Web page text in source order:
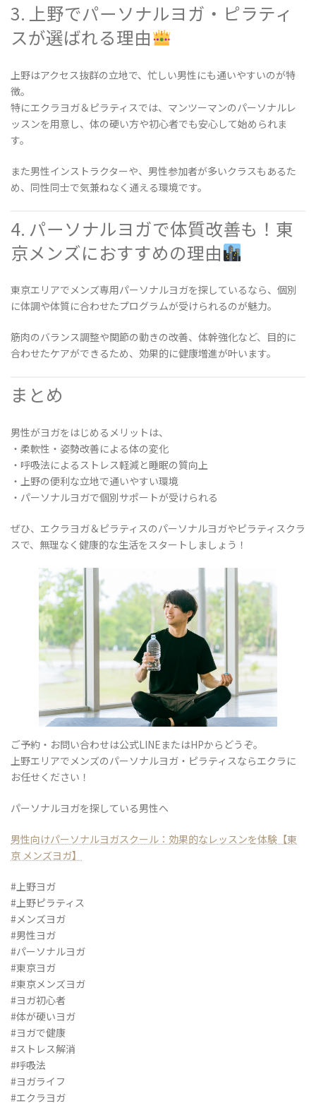
3. 上野でパーソナルヨガ・ピラティ
スが選ばれる理由
上野はアクセス抜群の立地で、忙しい男性にも通いやすいのが特
徴。
特にエクラヨガ＆ピラティスでは、マンツーマンのパーソナルレ
ッスンを用意し、体の硬い方や初心者でも安心して始められま
す。
また男性インストラクターや、男性参加者が多いクラスもあるた
め、同性同士で気兼ねなく通える環境です。
4. パーソナルヨガで体質改善も！東
京メンズにおすすめの理由
東京エリアでメンズ専用パーソナルヨガを探しているなら、個別
に体調や体質に合わせたプログラムが受けられるのが魅力。
筋肉のバランス調整や関節の動きの改善、体幹強化など、目的に
合わせたケアができるため、効果的に健康増進が叶います。
まとめ
男性がヨガをはじめるメリットは、
・柔軟性・姿勢改善による体の変化
・呼吸法によるストレス軽減と睡眠の質向上
・上野の便利な立地で通いやすい環境
・パーソナルヨガで個別サポートが受けられる
ぜひ、エクラヨガ＆ピラティスのパーソナルヨガやピラティスクラ
スで、無理なく健康的な生活をスタートしましょう！
ご予約・お問い合わせは公式LINEまたはHPからどうぞ。
上野エリアでメンズのパーソナルヨガ・ピラティスならエクラに
お任せください！
パーソナルヨガを探している男性へ
男性向けパーソナルヨガスクール：効果的なレッスンを体験【東
京 メンズヨガ】
#上野ヨガ
#上野ピラティス
#メンズヨガ
#男性ヨガ
#パーソナルヨガ
#東京ヨガ
#東京メンズヨガ
#ヨガ初心者
#体が硬いヨガ
#ヨガで健康
#ストレス解消
#呼吸法
#ヨガライフ
#エクラヨガ